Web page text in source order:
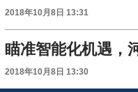
2018年10月8日 13:31
瞄准智能化机遇，
2018年10月8日 13:30